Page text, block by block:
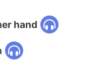
hand